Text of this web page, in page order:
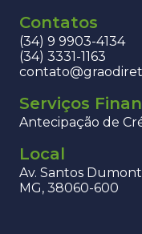
Contatos
(34) 9 9903-4134
(34) 3331-1163
Serviços
Antecipação de
Local
Av. Santos
MG, 38060-600